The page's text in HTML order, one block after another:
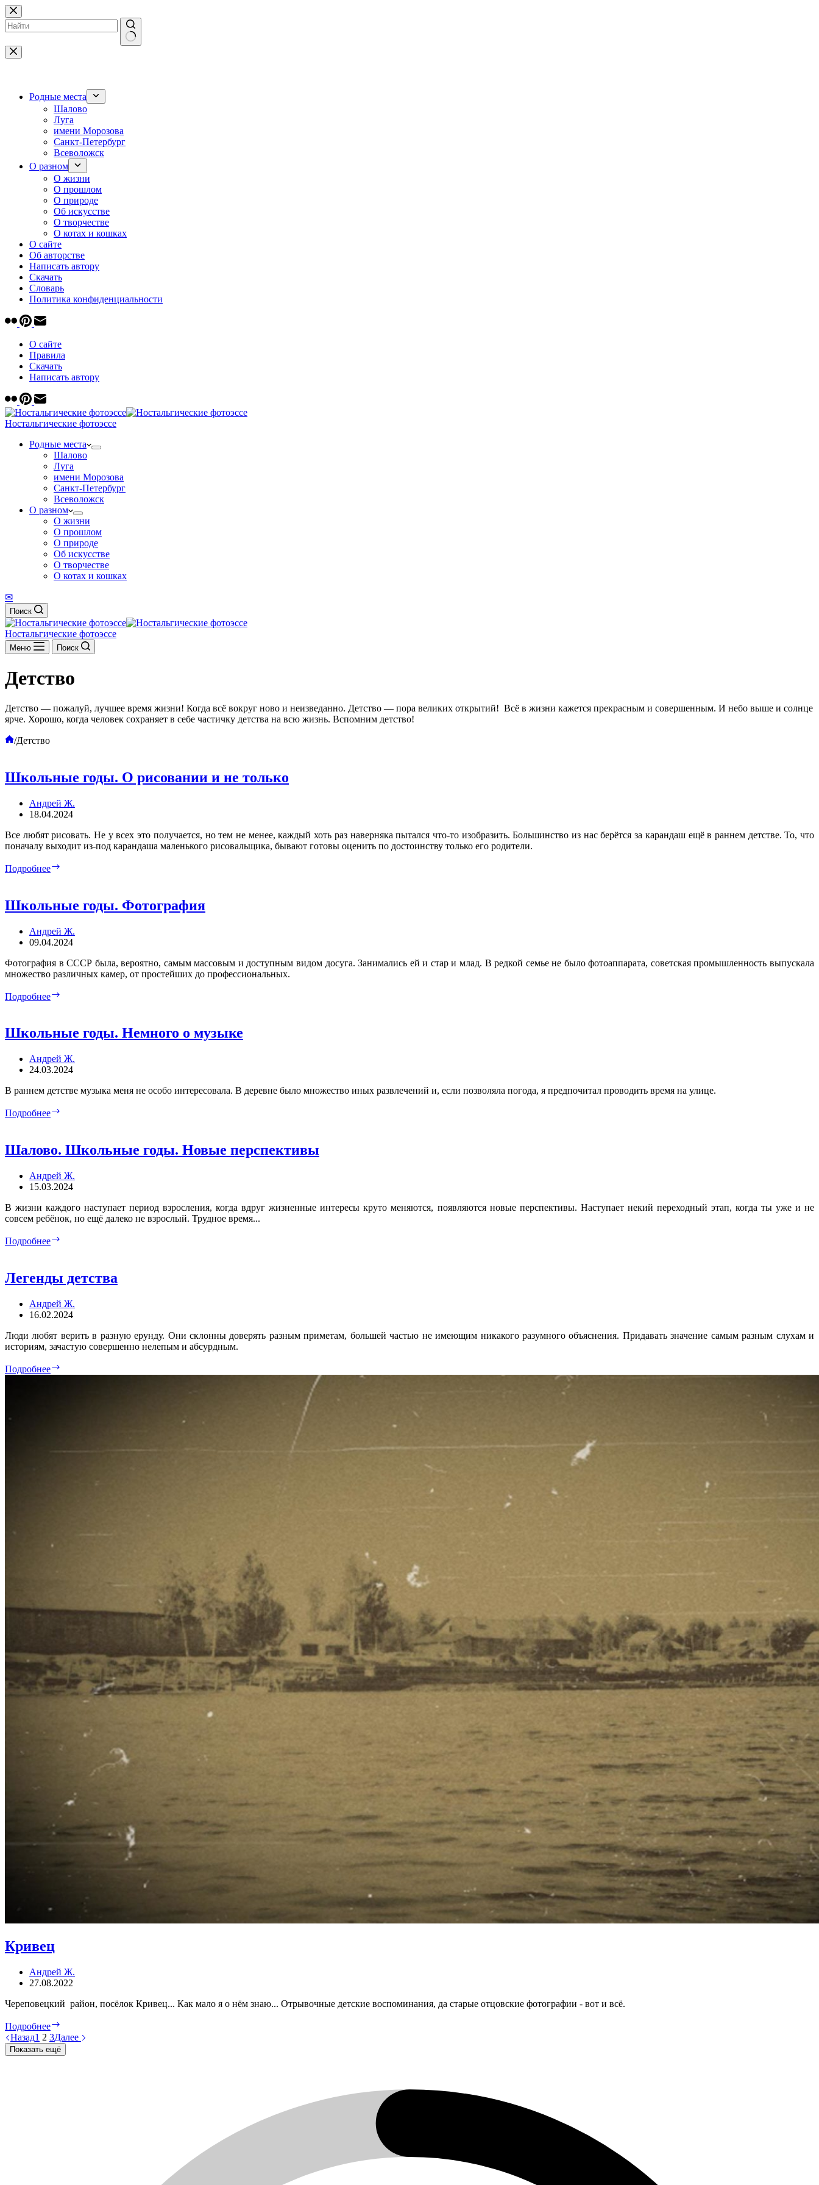
Перейти
к
сути
Ничего
не
Родные места
Шалово
Луга
имени Морозова
Санкт-Петербург
Всеволожск
О разном
О жизни
О прошлом
О природе
Об искусстве
О творчестве
О котах и кошках
О сайте
Об авторстве
Написать автору
Скачать
Cловарь
Политика конфиденциальности
О сайте
Правила
Скачать
Написать автору
Ностальгические фотоэссе
Родные места
Шалово
Луга
имени Морозова
Санкт-Петербург
Всеволожск
О разном
О жизни
О прошлом
О природе
Об искусстве
О творчестве
О котах и кошках
✉
Поиск
Ностальгические фотоэссе
Меню Поиск
Детство
Детство — пожалуй, лучшее время жизни! Когда всё вокруг ново и неизведанно. Детство — пора великих открытий! Всё в жизни кажется прекрасным и совершенным. И небо выше и солнце
ярче. Хорошо, когда человек сохраняет в себе частичку детства на всю жизнь. Вспомним детство!
Главная
/Детство
Школьные годы. О рисовании и не только
Андрей Ж.
18.04.2024
Все любят рисовать. Не у всех это получается, но тем не менее, каждый хоть раз наверняка пытался что-то изобразить. Большинство из нас берётся за карандаш ещё в раннем детстве. То, что
поначалу выходит из-под карандаша маленького рисовальщика, бывают готовы оценить по достоинству только его родители.
Подробнее
и
только
Школьные годы. Фотография
Андрей Ж.
09.04.2024
Фотография в СССР была, вероятно, самым массовым и доступным видом досуга. Занимались ей и стар и млад. В редкой семье не было фотоаппарата, советская промышленность выпускала
множество различных камер, от простейших до профессиональных.
Подробнее
Школьные годы. Немного о музыке
Андрей Ж.
24.03.2024
В раннем детстве музыка меня не особо интересовала. В деревне было множество иных развлечений и, если позволяла погода, я предпочитал проводить время на улице.
Подробнее
музыке
Шалово. Школьные годы. Новые перспективы
Андрей Ж.
15.03.2024
В жизни каждого наступает период взросления, когда вдруг жизненные интересы круто меняются, появляются новые перспективы. Наступает некий переходный этап, когда ты уже и не
совсем ребёнок, но ещё далеко не взрослый. Трудное время...
Подробнее
перспективы
Легенды детства
Андрей Ж.
16.02.2024
Люди любят верить в разную ерунду. Они склонны доверять разным приметам, большей частью не имеющим никакого разумного объяснения. Придавать значение самым разным слухам и
историям, зачастую совершенно нелепым и абсурдным.
Подробнее
детства
Кривец
Андрей Ж.
27.08.2022
Череповецкий район, посёлок Кривец... Как мало я о нём знаю... Отрывочные детские воспоминания, да старые отцовские фотографии - вот и всё.
Подробнее
Назад1 2 3Далее
Показать ещё